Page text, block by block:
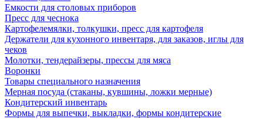
Емкости для столовых приборов
Пресс для чеснока
Картофелемялки, толкушки, пресс для картофеля
Держатели для кухонного инвентаря, для заказов, иглы для
чеков
Молотки, тендерайзеры, прессы для мяса
Воронки
Товары специального назначения
Мерная посуда (стаканы, кувшины, ложки мерные)
Кондитерский инвентарь
Формы для выпечки, выкладки, формы кондитерские